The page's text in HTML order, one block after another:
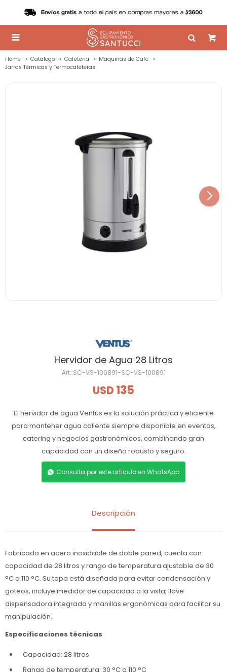

Home Catálogo Cafetería
Máquinas de Café
Jarras Térmicas y Termocafeteras
Hervidor de Agua 28 Litros
SC-VS-100891-SC-VS-100891
USD 135
El hervidor de agua Ventus es la solución práctica y eficiente
para mantener agua caliente siempre disponible en eventos,
catering y negocios gastronómicos, combinando gran
capacidad con un diseño robusto y seguro.
Consulta por este articulo en WhatsApp
Descripción
Fabricado en acero inoxidable de doble pared, cuenta con
capacidad de 28 litros y rango de temperatura ajustable de 30
°C a 110 °C. Su tapa está diseñada para evitar condensación y
goteos, incluye medidor de capacidad a la vista, llave
dispensadora integrada y manillas ergonómicas para facilitar su
manipulación.
Especificaciones técnicas
Capacidad: 28 litros
Rango de temperatura: 30 °C a 110 °C